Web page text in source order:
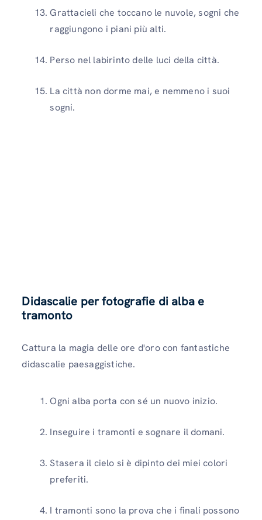
Grattacieli che toccano le nuvole, sogni che
raggiungono i piani più alti.
Perso nel labirinto delle luci della città.
La città non dorme mai, e nemmeno i suoi
sogni.
Didascalie per fotografie di alba e
tramonto
Cattura la magia delle ore d'oro con fantastiche
didascalie paesaggistiche.
Ogni alba porta con sé un nuovo inizio.
Inseguire i tramonti e sognare il domani.
Stasera il cielo si è dipinto dei miei colori
preferiti.
I tramonti sono la prova che i finali possono